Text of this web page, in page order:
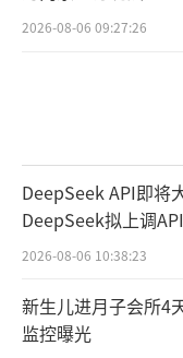
2026-08-06 09:27:26
DeepSeek API即将
DeepSeek拟上调
2026-08-06 10:38:23
新生儿进月子会所4
监控曝光